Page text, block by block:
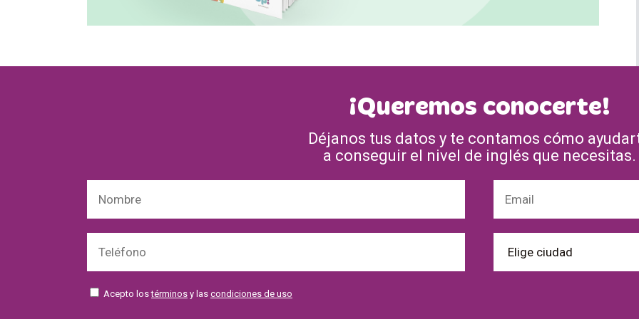
¡Queremos conocerte!
Déjanos tus datos y te contamos cómo
a conseguir el nivel de inglés que necesitas.
Acepto lostérminos y las condiciones de uso